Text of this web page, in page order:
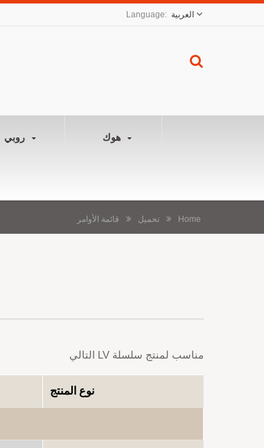
العربية
روبي هوك
Home تحميل قائمة الأوامر
مناسب لمنتج سلسلة LV التالي
نوع المنتج